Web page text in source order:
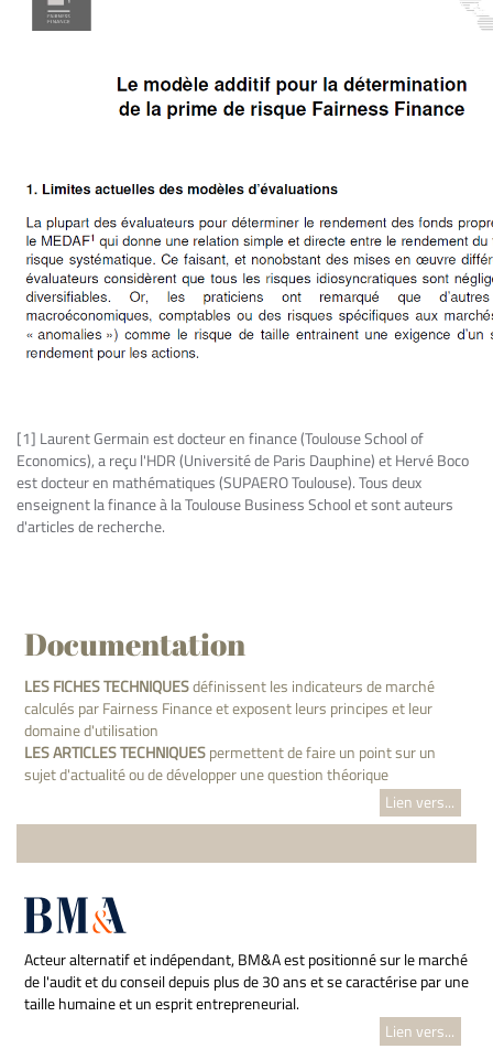
[1] Laurent Germain est docteur en finance (Toulouse School of
Economics), a reçu l'HDR (Université de Paris Dauphine) et Hervé Boco
est docteur en mathématiques (SUPAERO Toulouse). Tous deux
enseignent la finance à la Toulouse Business School et sont auteurs
d'articles de recherche.
Documentation
LES FICHES TECHNIQUESdéfinissent les indicateurs de marché
calculés par Fairness Finance et exposent leurs principes et leur
domaine d'utilisation
LES ARTICLES TECHNIQUESpermettent de faire un point sur un
sujet d'actualité ou de développer une question théorique
Lien vers...
Acteur alternatif et indépendant, BM&A est positionné sur le marché
de l'audit et du conseil depuis plus de 30 ans et se caractérise par une
taille humaine et un esprit entrepreneurial.
Lien vers...